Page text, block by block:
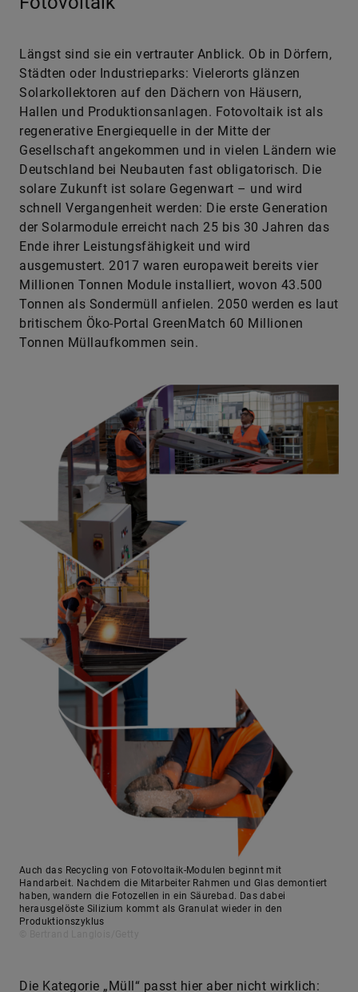
Längst sind sie ein vertrauter Anblick. Ob in Dörfern,
Städten oder Industrieparks: Vielerorts glänzen
Solarkollektoren auf den Dächern von Häusern,
Hallen und Produktionsanlagen. Fotovoltaik ist als
regenerative Energiequelle in der Mitte der
Gesellschaft angekommen und in vielen Ländern wie
Deutschland bei Neubauten fast obligatorisch. Die
solare Zukunft ist solare Gegenwart – und wird
schnell Vergangenheit werden: Die erste Generation
der Solarmodule erreicht nach 25 bis 30 Jahren das
Ende ihrer Leistungsfähigkeit und wird
ausgemustert. 2017 waren europaweit bereits vier
Millionen Tonnen Module installiert, wovon 43.500
Tonnen als Sondermüll anfielen. 2050 werden es laut
britischem Öko-Portal GreenMatch 60 Millionen
Tonnen Müllaufkommen sein.
Auch das Recycling von Fotovoltaik-Modulen beginnt mit
Handarbeit. Nachdem die Mitarbeiter Rahmen und Glas demontiert
haben, wandern die Fotozellen in ein Säurebad. Das dabei
herausgelöste Silizium kommt als Granulat wieder in den
Produktionszyklus
Die Kategorie „Müll“ passt hier aber nicht wirklich: